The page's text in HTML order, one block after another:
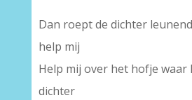
Dan roept de dichter
help mij
Help mij over het hofje waar
dichter